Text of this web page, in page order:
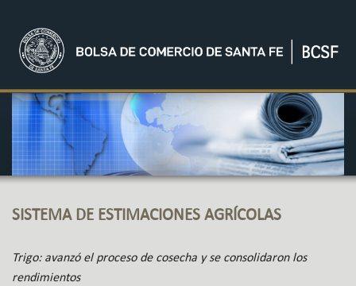
SISTEMA DE ESTIMACIONES AGRÍCOLAS
Trigo: avanzó el proceso de cosecha y se consolidaron los
rendimientos